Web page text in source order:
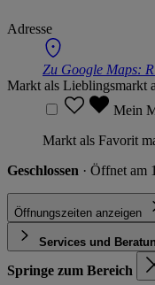
Adresse
Zu Google Maps:
Markt als Lieblingsmarkt
Mein
Markt als Favorit
Geschlossen · Öffnet am
Öffnungszeiten anzeigen
Services und
Springe zum Bereich